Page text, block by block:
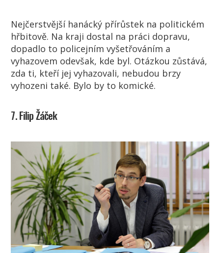
Nejčerstvější hanácký přírůstek na politickém
hřbitově. Na kraji dostal na práci dopravu,
dopadlo to policejním vyšetřováním a
vyhazovem odevšak, kde byl. Otázkou zůstává,
zda ti, kteří jej vyhazovali, nebudou brzy
vyhozeni také. Bylo by to komické.
7. Filip Žáček